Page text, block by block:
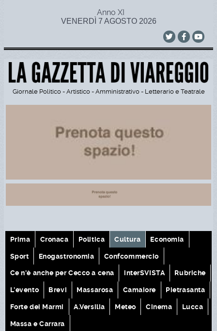
Anno XI
VENERDÌ 7 AGOSTO 2026
Giornale Politico - Artistico - Amministrativo - Letterario e Teatrale
Prima Cronaca Politica Cultura Economia
Sport Enogastronomia Confcommercio
Ce n'è anche per Cecco a cena interSVISTA Rubriche
L'evento Brevi Massarosa Camaiore Pietrasanta
Forte dei Marmi A.Versilia Meteo Cinema Lucca
Massa e Carrara